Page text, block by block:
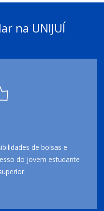
na UNIJUÍ
de bolsas e
do jovem estudante